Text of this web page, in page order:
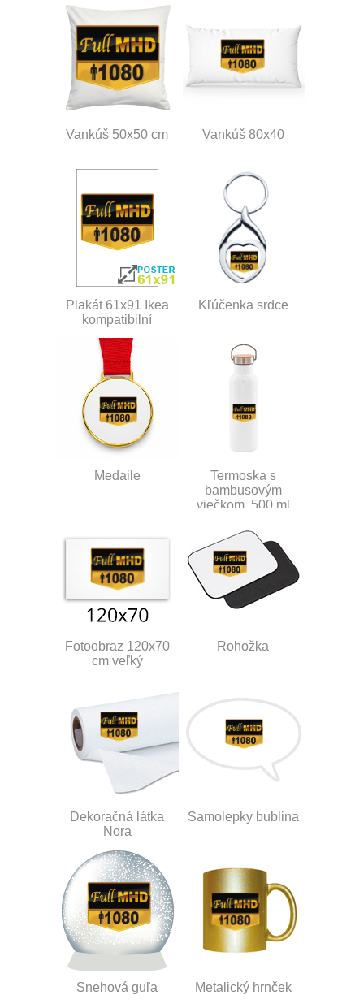
Vankúš 50x50 cm Vankúš 80x40
Plakát 61x91 Ikea
kompatibilní
Kľúčenka srdce
Medaile
Termoska s
bambusovým
viečkom, 500 ml
Fotoobraz 120x70
cm veľký
Rohožka
Dekoračná látka
Nora
Samolepky bublina
Snehová guľa Metalický hrnček